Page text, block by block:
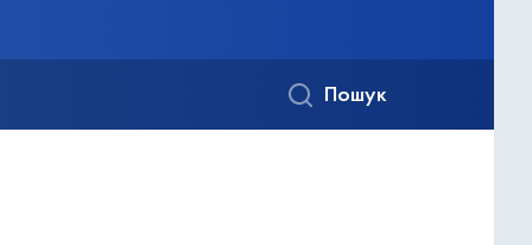
Пошук